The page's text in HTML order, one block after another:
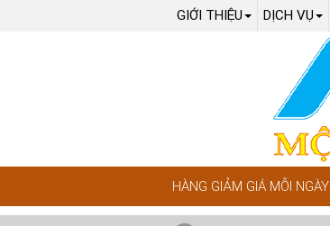
GIỚI THIỆU DỊCH VỤ
HÀNG GIẢM GIÁ MỖI NGÀY